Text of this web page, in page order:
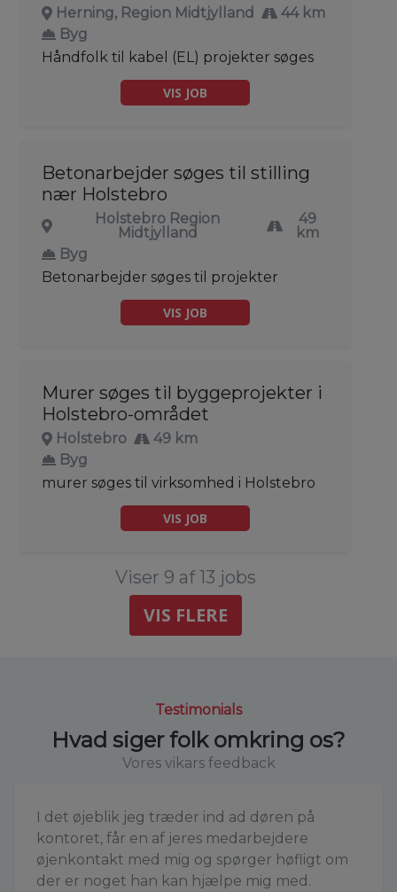
Herning, Region Midtjylland
44 km
Byg
Håndfolk til kabel (EL) projekter søges
VIS JOB
Betonarbejder søges til stilling
nær Holstebro
Holstebro Region
Midtjylland
49
km
Byg
Betonarbejder søges til projekter
VIS JOB
Murer søges til byggeprojekter i
Holstebro-området
Holstebro
49 km
Byg
murer søges til virksomhed i Holstebro
VIS JOB
Viser 9 af 13 jobs
VIS FLERE
Testimonials
Hvad siger folk omkring os?
Vores vikars feedback
I det øjeblik jeg træder ind ad døren på
kontoret, får en af jeres medarbejdere
øjenkontakt med mig og spørger høfligt om
der er noget han kan hjælpe mig med.